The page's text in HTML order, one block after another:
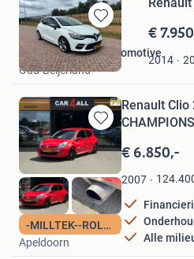
Bewaren
in
Mijn
Favorieten
€
2014
Ten Bloemendal Automotive
Oud-Beijerland
Bewaren
in
Mijn
Favorieten
-MILLTEK--ROLKOOI-
Renault Clio
€ 6.850,-
2007
Alle
car4all
Apeldoorn